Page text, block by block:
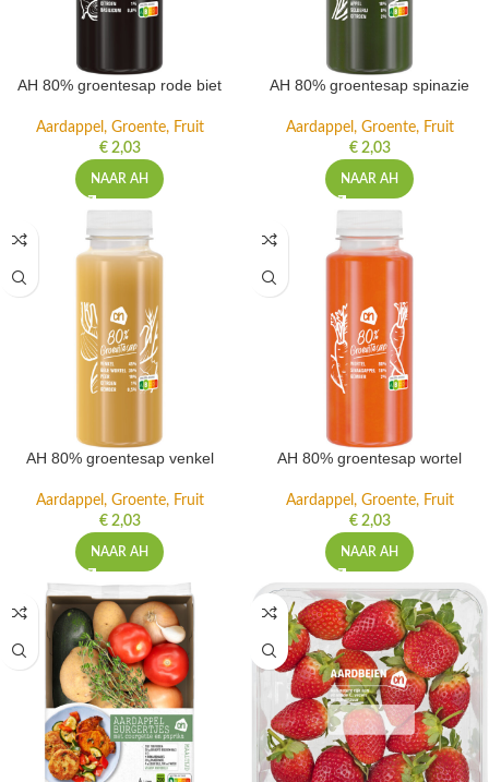
AH 80% groentesap rode biet
Aardappel, Groente, Fruit
€2,03
NAAR AH
AH 80% groentesap spinazie
Aardappel, Groente, Fruit
€2,03
NAAR AH
AH 80% groentesap venkel
Aardappel, Groente, Fruit
€2,03
NAAR AH
AH 80% groentesap wortel
Aardappel, Groente, Fruit
€2,03
NAAR AH